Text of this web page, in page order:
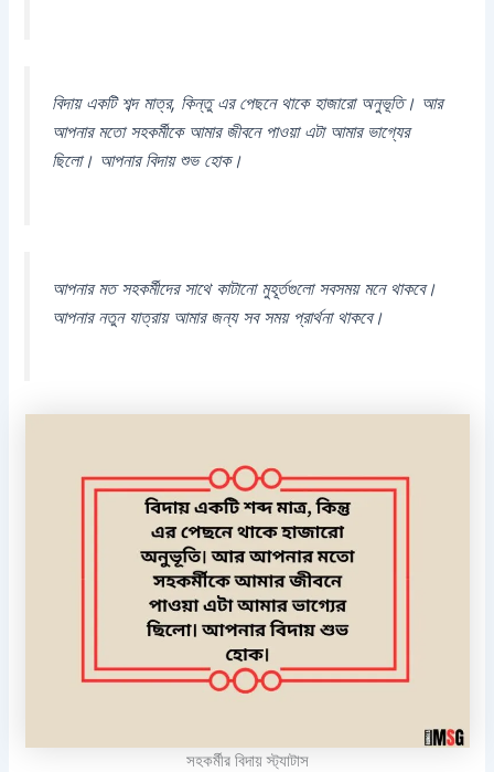
বিদায় একটি শব্দ মাত্র, কিন্তু এর পেছনে থাকে হাজারো অনুভূতি। আর
আপনার মতো সহকর্মীকে আমার জীবনে পাওয়া এটা আমার ভাগ্যের
ছিলো। আপনার বিদায় শুভ হোক।
আপনার মত সহকর্মীদের সাথে কাটানো মুহূর্তগুলো সবসময় মনে থাকবে।
আপনার নতুন যাত্রায় আমার জন্য সব সময় প্রার্থনা থাকবে।
সহকর্মীর বিদায় স্ট্যাটাস